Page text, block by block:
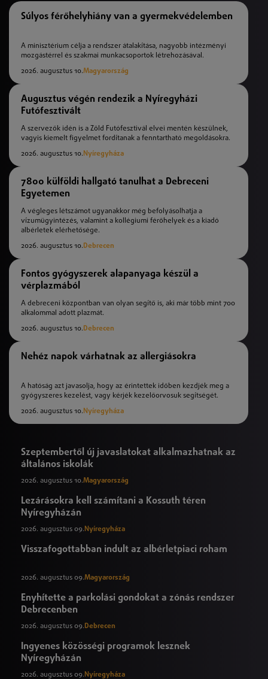
Súlyos férőhelyhiány van a gyermekvédelemben
A minisztérium célja a rendszer átalakítása, nagyobb intézményi
mozgástérrel és szakmai munkacsoportok létrehozásával.
2026. augusztus 10.Magyarország
Augusztus végén rendezik a Nyíregyházi
Futófesztivált
A szervezők idén is a Zöld Futófesztivál elvei mentén készülnek,
vagyis kiemelt figyelmet fordítanak a fenntartható megoldásokra.
2026. augusztus 10. Nyíregyháza
7800 külföldi hallgató tanulhat a Debreceni
Egyetemen
A végleges létszámot ugyanakkor még befolyásolhatja a
vízumügyintézés, valamint a kollégiumi férőhelyek és a kiadó
albérletek elérhetősége.
2026. augusztus 10.Debrecen
Fontos gyógyszerek alapanyaga készül a
vérplazmából
A debreceni központban van olyan segítő is, aki már több mint 700
alkalommal adott plazmát.
2026. augusztus 10.Debrecen
Nehéz napok várhatnak az allergiásokra
A hatóság azt javasolja, hogy az érintettek időben kezdjék meg a
gyógyszeres kezelést, vagy kérjék kezelőorvosuk segítségét.
2026. augusztus 10. Nyíregyháza
Szeptembertől új javaslatokat alkalmazhatnak az
általános iskolák
2026. augusztus 10.Magyarország
Lezárásokra kell számítani a Kossuth téren
Nyíregyházán
2026. augusztus 09. Nyíregyháza
Visszafogottabban indult az albérletpiaci roham
2026. augusztus 09.Magyarország
Enyhítette a parkolási gondokat a zónás rendszer
Debrecenben
2026. augusztus 09.Debrecen
Ingyenes közösségi programok lesznek
Nyíregyházán
2026. augusztus 09. Nyíregyháza